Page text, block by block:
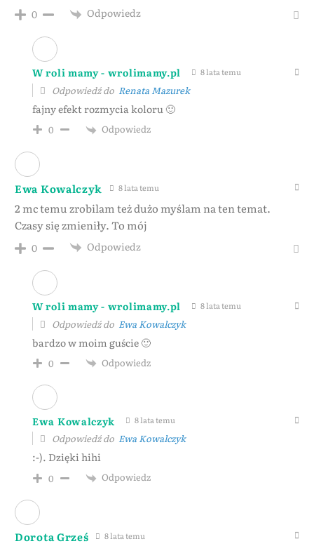
0 Odpowiedz
W roli mamy - wrolimamy.pl 8 lata temu
Odpowiedź do Renata Mazurek
fajny efekt rozmycia koloru 🙂
0 Odpowiedz
Ewa Kowalczyk 8 lata temu
2 mc temu zrobilam też dużo myślam na ten temat.
Czasy się zmieniły. To mój
0 Odpowiedz
W roli mamy - wrolimamy.pl 8 lata temu
Odpowiedź do Ewa Kowalczyk
bardzo w moim guście 🙂
0 Odpowiedz
Ewa Kowalczyk 8 lata temu
Odpowiedź do Ewa Kowalczyk
:-). Dzięki hihi
0 Odpowiedz
Dorota Grześ 8 lata temu